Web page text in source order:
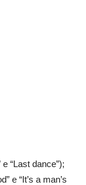
“Last dance”);
e “It’s a man’s